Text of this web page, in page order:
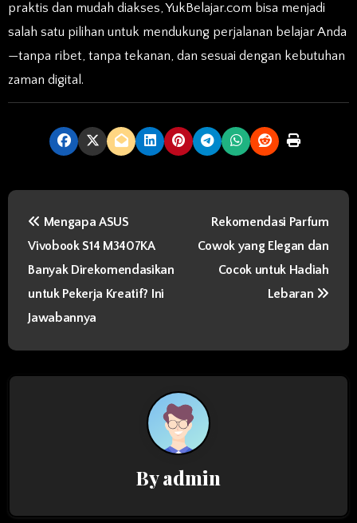
praktis dan mudah diakses, YukBelajar.com bisa menjadi
salah satu pilihan untuk mendukung perjalanan belajar Anda
—tanpa ribet, tanpa tekanan, dan sesuai dengan kebutuhan
zaman digital.
P
n
a
Mengapa ASUS
Vivobook S14 M3407KA
Banyak Direkomendasikan
untuk Pekerja Kreatif? Ini
Jawabannya
Rekomendasi Parfum
Cowok yang Elegan dan
Cocok untuk Hadiah
Lebaran
Byadmin